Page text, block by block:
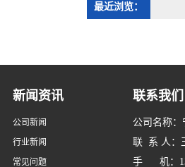
最近浏览：
新闻资讯
公司新闻
行业新闻
常见问题
联系我们
公司名称：
联 系 人：
手 机：